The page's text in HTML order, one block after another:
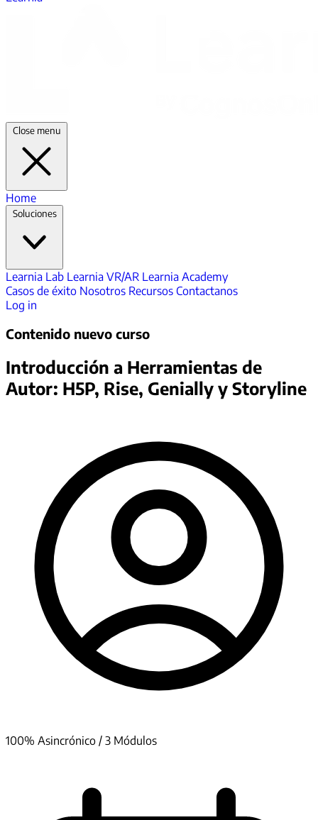
Close menu
Home
Soluciones
Learnia Lab Learnia VR/AR Learnia Academy
Casos de éxito Nosotros Recursos Contactanos
Log in
Contenido nuevo curso
Introducción a Herramientas de
Autor: H5P, Rise, Genially y Storyline
100% Asincrónico / 3 Módulos